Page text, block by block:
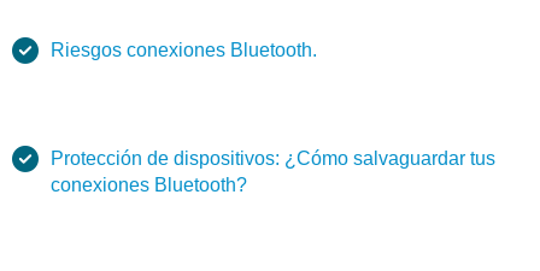
Riesgos conexiones Bluetooth.
Protección de dispositivos: ¿Cómo salvaguardar tus
conexiones Bluetooth?